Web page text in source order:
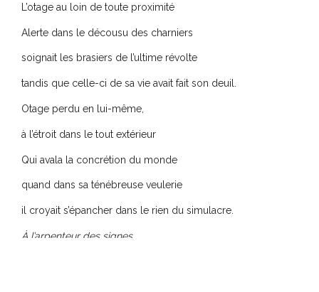
L’otage au loin de toute proximité
Alerte dans le décousu des charniers
soignait les brasiers de l’ultime révolte
tandis que celle-ci de sa vie avait fait son deuil.
Otage perdu en lui-même,
à l’étroit dans le tout extérieur
Qui avala la concrétion du monde
quand dans sa ténébreuse veulerie
il croyait s’épancher dans le rien du simulacre.
À l’arpenteur des signes,